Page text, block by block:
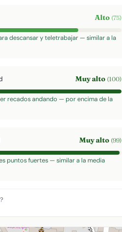
Alto (75)
descansar y teletrabajar — similar a la
Muy alto (100)
recados andando — por encima de la
Muy alto (99)
puntos fuertes — similar a la media